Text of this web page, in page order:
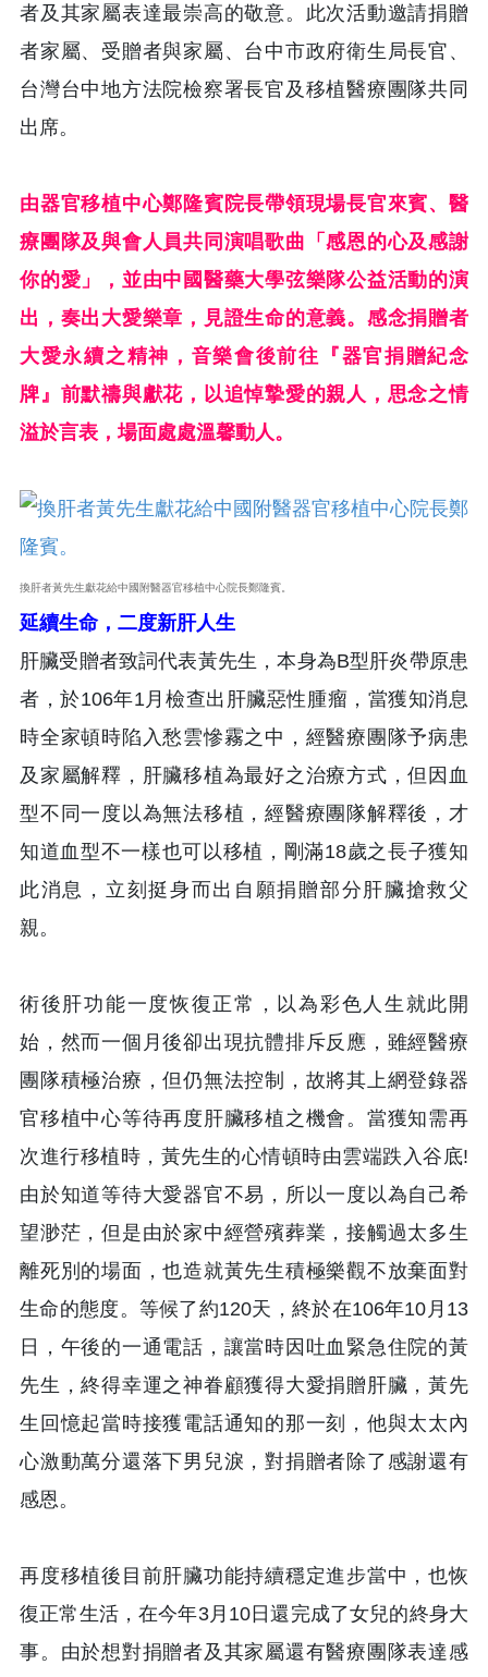
者及其家屬表達最崇高的敬意。此次活動邀請捐贈
者家屬、受贈者與家屬、台中市政府衛生局長官、
台灣台中地方法院檢察署長官及移植醫療團隊共同
出席。
由器官移植中心鄭隆賓院長帶領現場長官來賓、醫
療團隊及與會人員共同演唱歌曲「感恩的心及感謝
你的愛」，並由中國醫藥大學弦樂隊公益活動的演
出，奏出大愛樂章，見證生命的意義。感念捐贈者
大愛永續之精神，音樂會後前往『器官捐贈紀念
牌』前默禱與獻花，以追悼摯愛的親人，思念之情
溢於言表，場面處處溫馨動人。
換肝者黃先生獻花給中國附醫器官移植中心院長鄭隆賓。
延續生命，二度新肝人生
肝臟受贈者致詞代表黃先生，本身為B型肝炎帶原患
者，於106年1月檢查出肝臟惡性腫瘤，當獲知消息
時全家頓時陷入愁雲慘霧之中，經醫療團隊予病患
及家屬解釋，肝臟移植為最好之治療方式，但因血
型不同一度以為無法移植，經醫療團隊解釋後，才
知道血型不一樣也可以移植，剛滿18歲之長子獲知
此消息，立刻挺身而出自願捐贈部分肝臟搶救父
親。
術後肝功能一度恢復正常，以為彩色人生就此開
始，然而一個月後卻出現抗體排斥反應，雖經醫療
團隊積極治療，但仍無法控制，故將其上網登錄器
官移植中心等待再度肝臟移植之機會。當獲知需再
次進行移植時，黃先生的心情頓時由雲端跌入谷底!
由於知道等待大愛器官不易，所以一度以為自己希
望渺茫，但是由於家中經營殯葬業，接觸過太多生
離死別的場面，也造就黃先生積極樂觀不放棄面對
生命的態度。等候了約120天，終於在106年10月13
日，午後的一通電話，讓當時因吐血緊急住院的黃
先生，終得幸運之神眷顧獲得大愛捐贈肝臟，黃先
生回憶起當時接獲電話通知的那一刻，他與太太內
心激動萬分還落下男兒淚，對捐贈者除了感謝還有
感恩。
再度移植後目前肝臟功能持續穩定進步當中，也恢
復正常生活，在今年3月10日還完成了女兒的終身大
事。由於想對捐贈者及其家屬還有醫療團隊表達感